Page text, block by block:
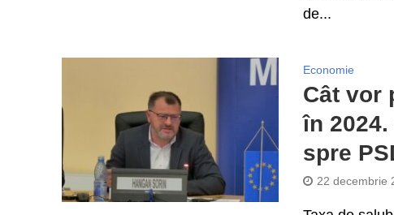
de...
Economie
Cât vor
în
spre
22 decembrie